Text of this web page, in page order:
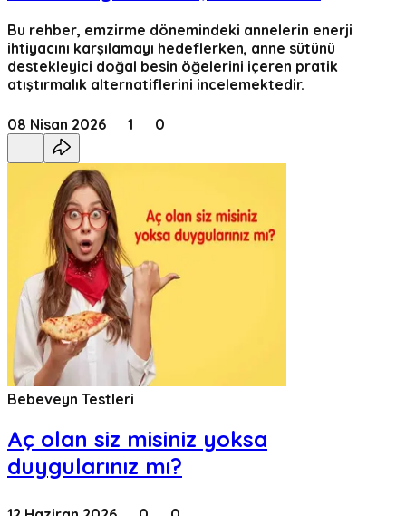
Bu rehber, emzirme dönemindeki annelerin enerji
ihtiyacını karşılamayı hedeflerken, anne sütünü
destekleyici doğal besin öğelerini içeren pratik
atıştırmalık alternatiflerini incelemektedir.
08 Nisan 2026 1 0
Bebeveyn Testleri
Aç olan siz misiniz yoksa
duygularınız mı?